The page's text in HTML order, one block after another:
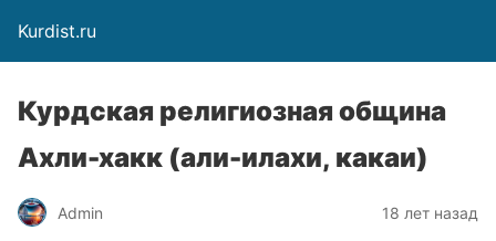
Kurdist.ru
Курдская религиозная община
Ахли-хакк (али-илахи, какаи)
Admin 18 лет назад